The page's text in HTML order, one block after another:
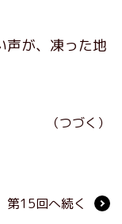
が、凍った地
（つづく）
第15回へ続く